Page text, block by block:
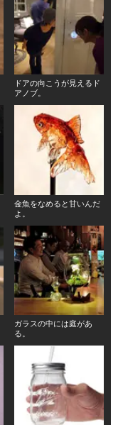
ドアの向こうが見えるド
アノブ。
金魚をなめると甘いんだ
よ。
ガラスの中には庭があ
る。